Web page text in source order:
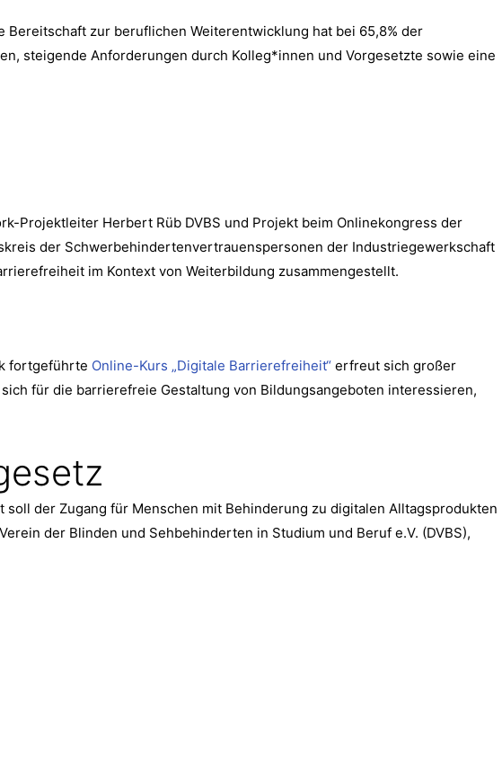
zur beruflichen Weiterentwicklung hat bei 65,8% der
steigende Anforderungen durch Kolleg*innen und Vorgesetzte sowie eine
Projektleiter Herbert Rüb DVBS und Projekt beim Onlinekongress der
der Schwerbehindertenvertrauenspersonen der Industriegewerkschaft
im Kontext von Weiterbildung zusammengestellt.
fortgeführte Online-Kurs „Digitale Barrierefreiheit“ erfreut sich großer
für die barrierefreie Gestaltung von Bildungsangeboten interessieren,
der Zugang für Menschen mit Behinderung zu digitalen Alltagsprodukten
der Blinden und Sehbehinderten in Studium und Beruf e.V. (DVBS),